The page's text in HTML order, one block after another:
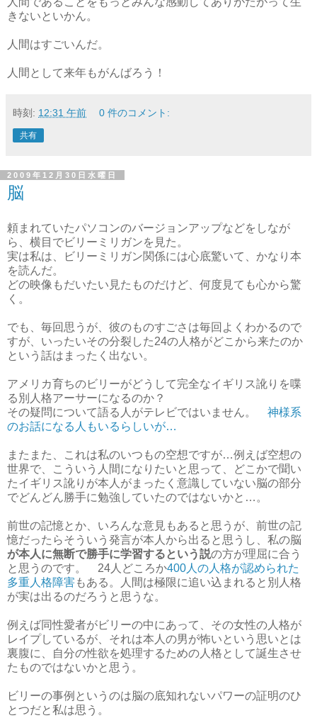
きないといかん。
人間はすごいんだ。
人間として来年もがんばろう！
時刻: 12:31 午前 0 件のコメント:
共有
2009年12月30日水曜日
脳
頼まれていたパソコンのバージョンアップなどをしなが
ら、横目でビリーミリガンを見た。
実は私は、ビリーミリガン関係には心底驚いて、かなり本
を読んだ。
どの映像もだいたい見たものだけど、何度見ても心から驚
く。
でも、毎回思うが、彼のものすごさは毎回よくわかるので
すが、いったいその分裂した24の人格がどこから来たのか
という話はまったく出ない。
アメリカ育ちのビリーがどうして完全なイギリス訛りを喋
る別人格アーサーになるのか？
その疑問について語る人がテレビではいません。 神様系
のお話になる人もいるらしいが…
またまた、これは私のいつもの空想ですが…例えば空想の
世界で、こういう人間になりたいと思って、どこかで聞い
たイギリス訛りが本人がまったく意識していない脳の部分
でどんどん勝手に勉強していたのではないかと…。
前世の記憶とか、いろんな意見もあると思うが、前世の記
憶だったらそういう発言が本人から出ると思うし、私の脳
が本人に無断で勝手に学習するという説の方が理屈に合う
と思うのです。 24人どころか400人の人格が認められた
多重人格障害もある。人間は極限に追い込まれると別人格
が実は出るのだろうと思うな。
例えば同性愛者がビリーの中にあって、その女性の人格が
レイプしているが、それは本人の男が怖いという思いとは
裏腹に、自分の性欲を処理するための人格として誕生させ
たものではないかと思う。
ビリーの事例というのは脳の底知れないパワーの証明のひ
とつだと私は思う。